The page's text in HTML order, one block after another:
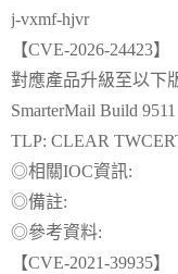
j-vxmf-hjvr
【CVE-2026-24423】
對應產品升級至以下
SmarterMail Build 9511
TLP: CLEAR
◎相關IOC資訊:
◎備註:
◎參考資料:
【CVE-2021-39935】